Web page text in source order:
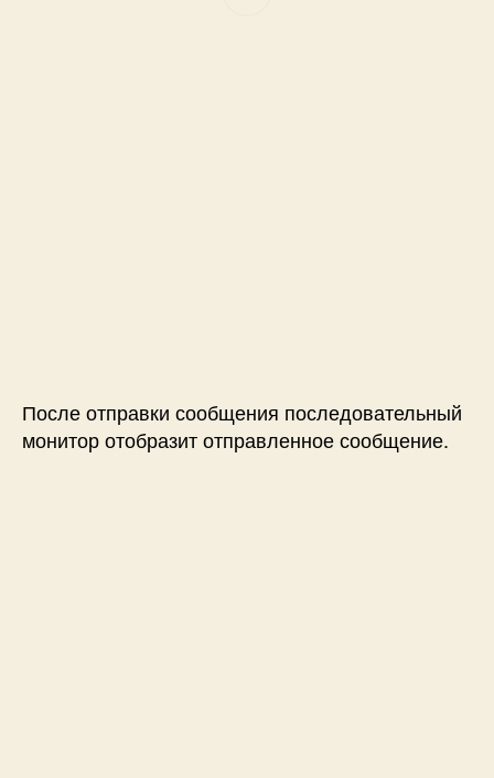
После отправки сообщения последовательный
монитор отобразит отправленное сообщение.